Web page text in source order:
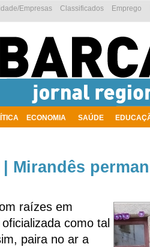
ECONOMIA SAÚDE
Emprego
Classificados
Empresas
| Mirandês
raízes em
como tal
paira no ar a